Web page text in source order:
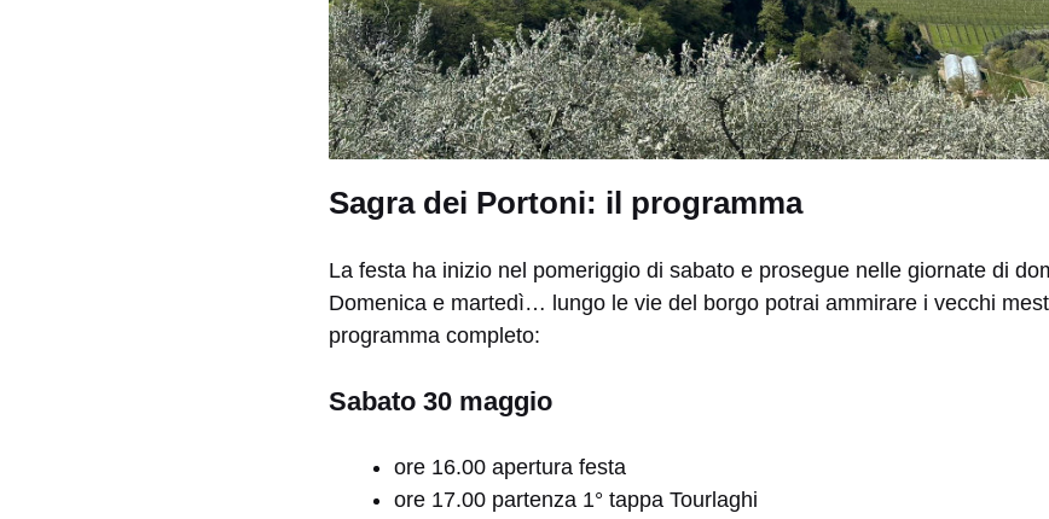
Sagra dei Portoni: il programma
La festa ha inizio nel pomeriggio di sabato e prosegue nelle giornate di
Domenica e martedì… lungo le vie del borgo potrai ammirare i vecchi
programma completo:
Sabato 30 maggio
ore 16.00 apertura festa
ore 17.00 partenza 1° tappa Tourlaghi